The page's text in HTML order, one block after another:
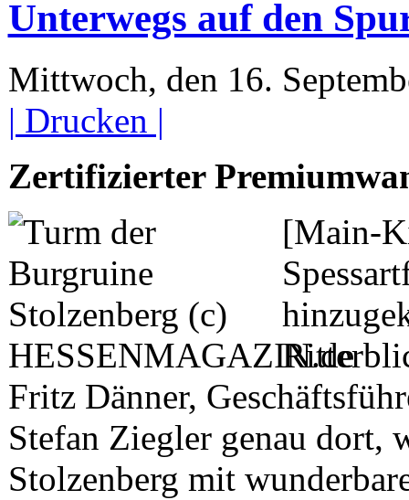
Unterwegs auf den
Mittwoch, den 16.
| Drucken |
Zertifizierter
[Main-
Fritz Dänner,
Stefan Ziegler genau dort,
Stolzenberg mit